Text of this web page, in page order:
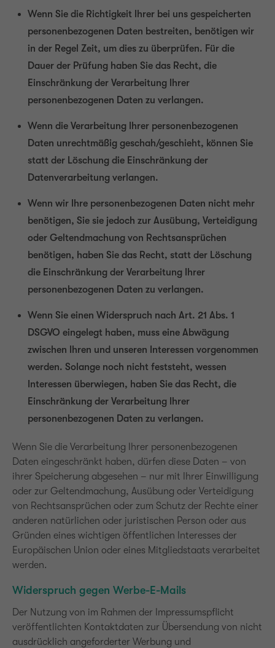
Wenn Sie die Richtigkeit Ihrer bei uns gespeicherten
personenbezogenen Daten bestreiten, benötigen wir
in der Regel Zeit, um dies zu überprüfen. Für die
Dauer der Prüfung haben Sie das Recht, die
Einschränkung der Verarbeitung Ihrer
personenbezogenen Daten zu verlangen.
Wenn die Verarbeitung Ihrer personenbezogenen
Daten unrechtmäßig geschah/geschieht, können Sie
statt der Löschung die Einschränkung der
Datenverarbeitung verlangen.
Wenn wir Ihre personenbezogenen Daten nicht mehr
benötigen, Sie sie jedoch zur Ausübung, Verteidigung
oder Geltendmachung von Rechtsansprüchen
benötigen, haben Sie das Recht, statt der Löschung
die Einschränkung der Verarbeitung Ihrer
personenbezogenen Daten zu verlangen.
Wenn Sie einen Widerspruch nach Art. 21 Abs. 1
DSGVO eingelegt haben, muss eine Abwägung
zwischen Ihren und unseren Interessen vorgenommen
werden. Solange noch nicht feststeht, wessen
Interessen überwiegen, haben Sie das Recht, die
Einschränkung der Verarbeitung Ihrer
personenbezogenen Daten zu verlangen.
Wenn Sie die Verarbeitung Ihrer personenbezogenen
Daten eingeschränkt haben, dürfen diese Daten – von
ihrer Speicherung abgesehen – nur mit Ihrer Einwilligung
oder zur Geltendmachung, Ausübung oder Verteidigung
von Rechtsansprüchen oder zum Schutz der Rechte einer
anderen natürlichen oder juristischen Person oder aus
Gründen eines wichtigen öffentlichen Interesses der
Europäischen Union oder eines Mitgliedstaats verarbeitet
werden.
Widerspruch gegen Werbe-E-Mails
Der Nutzung von im Rahmen der Impressumspflicht
veröffentlichten Kontaktdaten zur Übersendung von nicht
ausdrücklich angeforderter Werbung und